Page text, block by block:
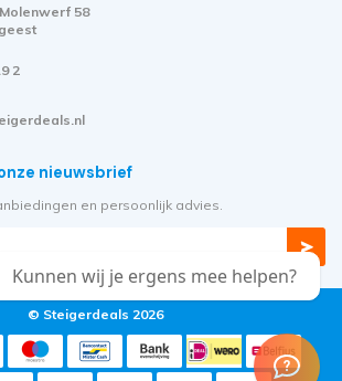
58
2
nieuwsbrief
en persoonlijk advies.
© Steigerdeals 2026
Kunnen wij je ergens mee helpen?